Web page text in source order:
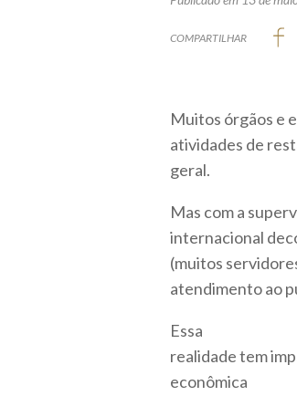
COMPARTILHAR
Muitos órgãos e
atividades de
geral.
Mas com a
internacional
(muitos
atendimento ao
Essa
realidade tem
econômica